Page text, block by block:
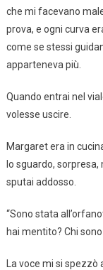
che mi facevano
prova, e ogni curva
come se stessi
apparteneva più.
Quando entrai nel
volesse uscire.
Margaret era in
lo sguardo,
sputai addosso.
“Sono stata
hai mentito? Chi sono
La voce mi si